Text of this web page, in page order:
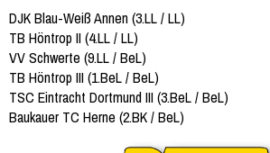
DJK Blau-Weiß Annen (3.LL / LL)
TB Höntrop II (4.LL / LL)
VV Schwerte (9.LL / BeL)
TB Höntrop III (1.BeL / BeL)
TSC Eintracht Dortmund III (3.BeL / BeL)
Baukauer TC Herne (2.BK / BeL)